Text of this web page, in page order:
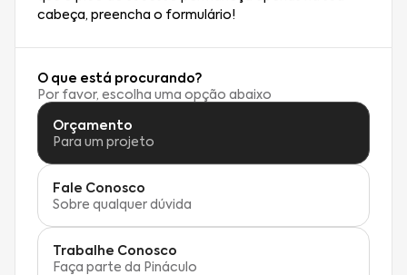
cabeça, preencha o formulário!
O que está procurando?
Por favor, escolha uma opção abaixo
Orçamento
Para um projeto
Fale Conosco
Sobre qualquer dúvida
Trabalhe Conosco
Faça parte da Pináculo